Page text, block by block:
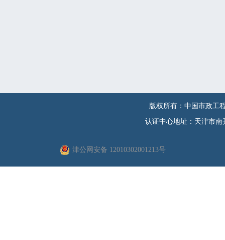
版权所有：中国市政工
认证中心地址：天津市
津公网安备 12010302001213号